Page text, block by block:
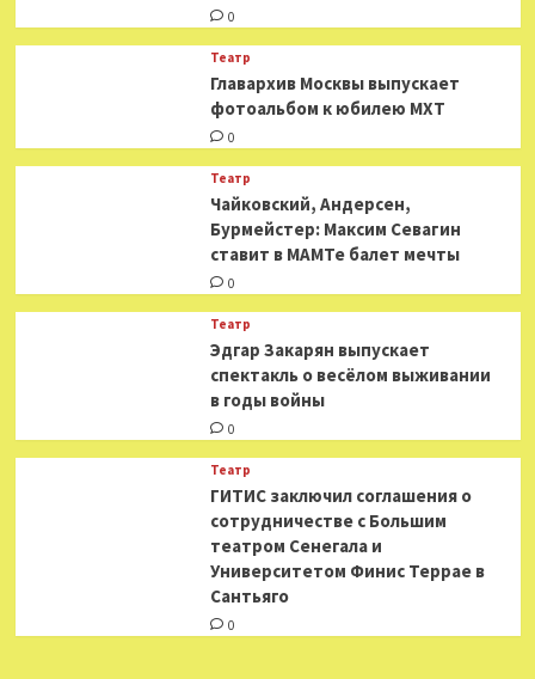
0
Театр
​​Главархив Москвы выпускает
фотоальбом к юбилею МХТ
0
Театр
​​Чайковский, Андерсен,
Бурмейстер: Максим Севагин
ставит в МАМТе балет мечты
0
Театр
Эдгар Закарян выпускает
спектакль о весёлом выживании
в годы войны
0
Театр
ГИТИС заключил соглашения о
сотрудничестве с Большим
театром Сенегала и
Университетом Финис Террае в
Сантьяго
0